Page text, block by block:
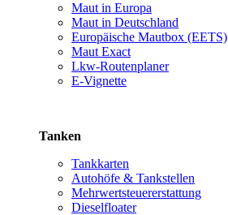
Maut in Europa
Maut in Deutschland
Europäische Mautbox (EETS)
Maut Exact
Lkw-Routenplaner
E-Vignette
Tanken
Tankkarten
Autohöfe & Tankstellen
Mehrwertsteuererstattung
Dieselfloater